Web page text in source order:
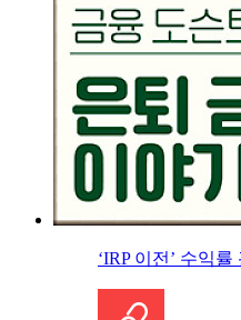
‘IRP 이전’ 수익